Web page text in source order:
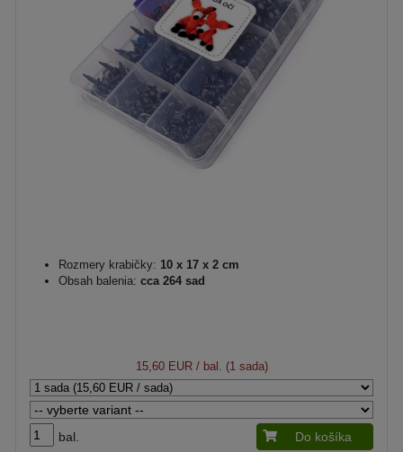
Rozmery krabičky: 10 x 17 x 2 cm
Obsah balenia: cca 264 sad
15,60 EUR/ bal. (1 sada)
bal. Do košíka